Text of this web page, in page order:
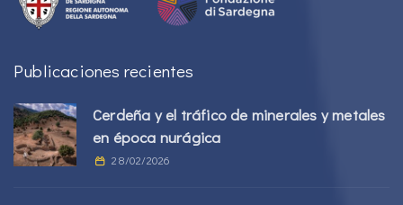
Publicaciones recientes
Cerdeña y el tráfico de minerales y metales
en época nurágica
28/02/2026